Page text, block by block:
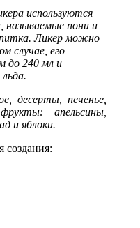
используются
называемые пони и
Ликер можно
случае, его
до 240 мл и
десерты, печенье,
апельсины,
и яблоки.
создания: